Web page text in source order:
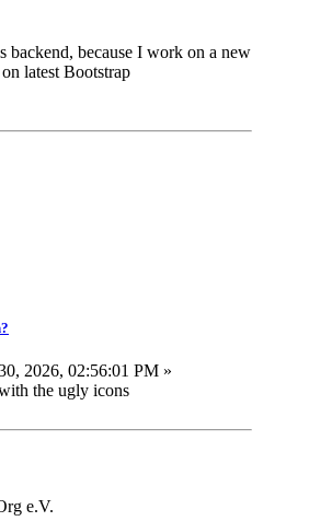
backend, because I work on a new
latest Bootstrap
2026, 02:56:01 PM »
the ugly icons
e.V.